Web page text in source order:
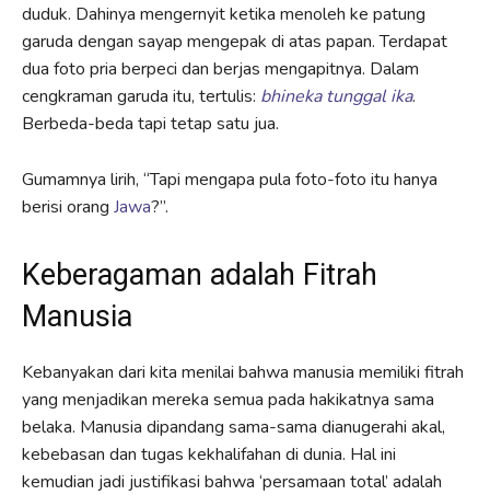
duduk. Dahinya mengernyit ketika menoleh ke patung
garuda dengan sayap mengepak di atas papan. Terdapat
dua foto pria berpeci dan berjas mengapitnya. Dalam
cengkraman garuda itu, tertulis: bhineka tunggal ika.
Berbeda-beda tapi tetap satu jua.
Gumamnya lirih, “Tapi mengapa pula foto-foto itu hanya
berisi orang Jawa?”.
Keberagaman adalah Fitrah
Manusia
Kebanyakan dari kita menilai bahwa manusia memiliki fitrah
yang menjadikan mereka semua pada hakikatnya sama
belaka. Manusia dipandang sama-sama dianugerahi akal,
kebebasan dan tugas kekhalifahan di dunia. Hal ini
kemudian jadi justifikasi bahwa ‘persamaan total’ adalah